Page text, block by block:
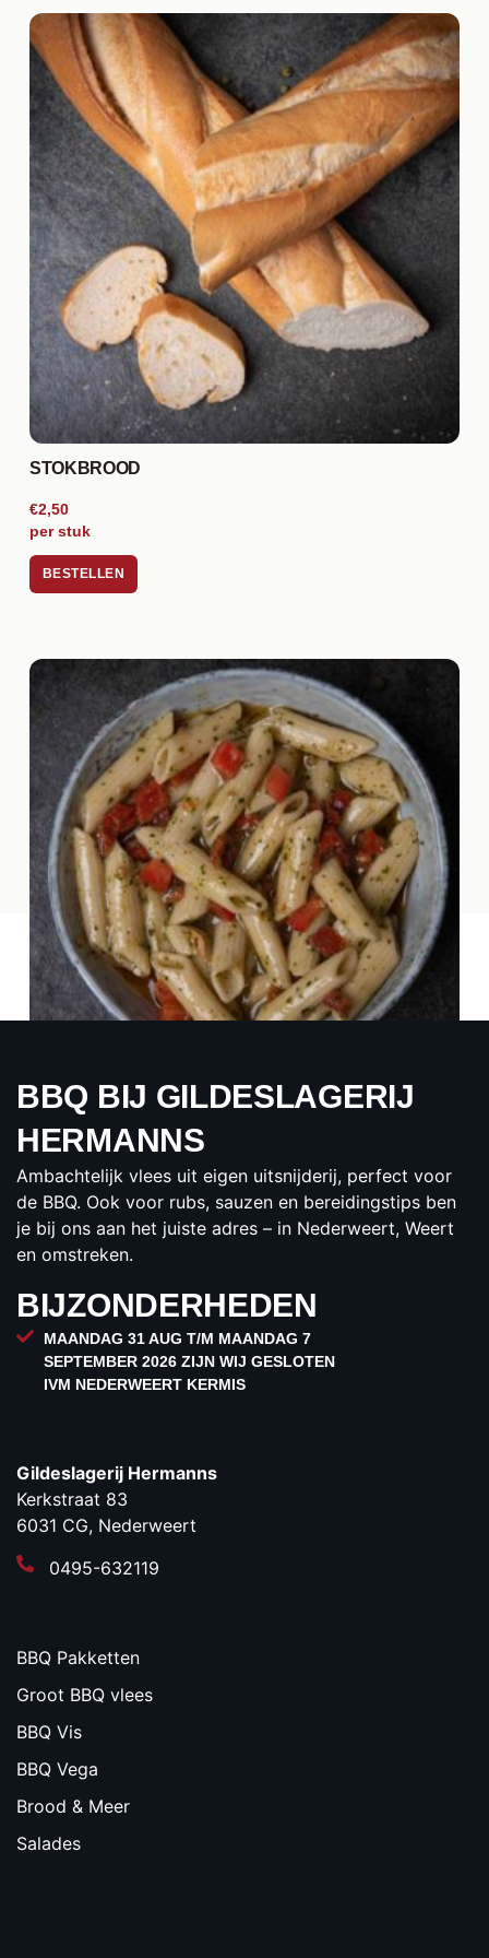
STOKBROOD
€2,50
per stuk
BESTELLEN
PASTA PESTO SALADE
€1.50
per 100 gram
BESTELLEN
BBQ BIJ GILDESLAGERIJ
HERMANNS
Ambachtelijk vlees uit eigen uitsnijderij, perfect voor
de BBQ. Ook voor rubs, sauzen en bereidingstips ben
je bij ons aan het juiste adres – in Nederweert, Weert
en omstreken.
BIJZONDERHEDEN
MAANDAG 31 AUG T/M MAANDAG 7
SEPTEMBER 2026 ZIJN WIJ GESLOTEN
IVM NEDERWEERT KERMIS
Gildeslagerij Hermanns
Kerkstraat 83
6031 CG, Nederweert
0495-632119
BBQ Pakketten
Groot BBQ vlees
BBQ Vis
BBQ Vega
Brood & Meer
Salades